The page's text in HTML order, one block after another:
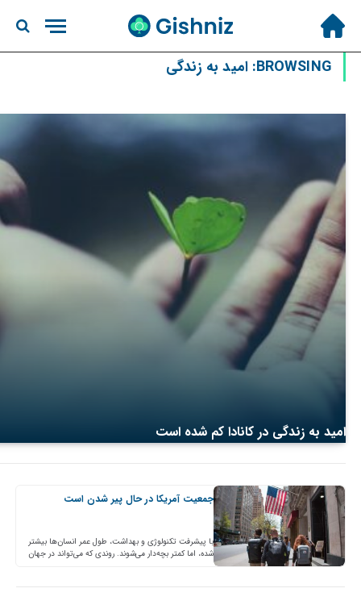
BROWSING: امید به زندگی
امید به زندگی در کانادا کم شده است
جمعیت آمریکا در حال پیر شدن است
با پیشرفت تکنولوژی و بهداشت، طول عمر انسان‌ها بیشتر
شده، اما کمتر بچه‌دار می‌شوند. روندی که می‌تواند در جهان